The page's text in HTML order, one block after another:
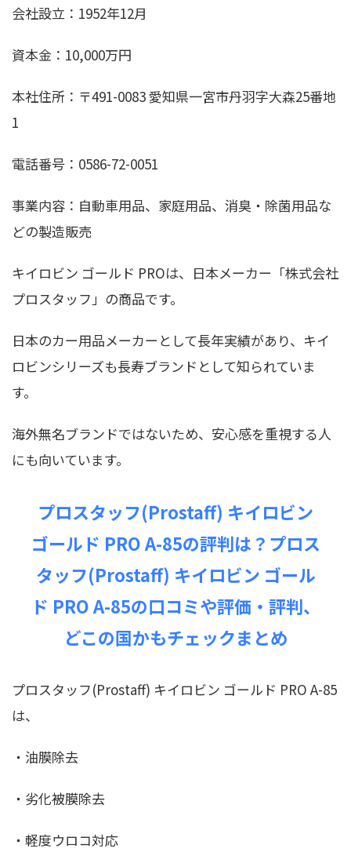
会社設立：1952年12月
資本金：10,000万円
本社住所：〒491-0083 愛知県一宮市丹羽字大森25番地
1
電話番号：0586-72-0051
事業内容：自動車用品、家庭用品、消臭・除菌用品な
どの製造販売
キイロビン ゴールド PROは、日本メーカー「株式会社
プロスタッフ」の商品です。
日本のカー用品メーカーとして長年実績があり、キイ
ロビンシリーズも長寿ブランドとして知られていま
す。
海外無名ブランドではないため、安心感を重視する人
にも向いています。
プロスタッフ(Prostaff) キイロビン
ゴールド PRO A-85の評判は？プロス
タッフ(Prostaff) キイロビン ゴール
ド PRO A-85の口コミや評価・評判、
どこの国かもチェックまとめ
プロスタッフ(Prostaff) キイロビン ゴールド PRO A-85
は、
・油膜除去
・劣化被膜除去
・軽度ウロコ対応